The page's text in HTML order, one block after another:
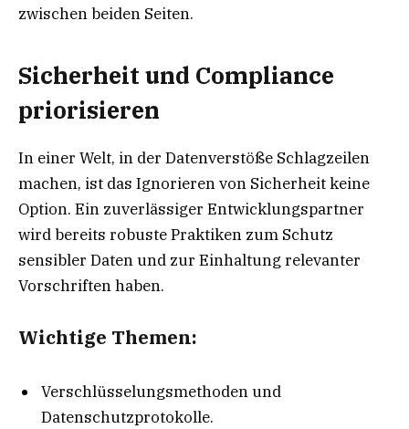
zwischen beiden Seiten.
Sicherheit und Compliance
priorisieren
In einer Welt, in der Datenverstöße Schlagzeilen
machen, ist das Ignorieren von Sicherheit keine
Option. Ein zuverlässiger Entwicklungspartner
wird bereits robuste Praktiken zum Schutz
sensibler Daten und zur Einhaltung relevanter
Vorschriften haben.
Wichtige Themen:
Verschlüsselungsmethoden und
Datenschutzprotokolle.